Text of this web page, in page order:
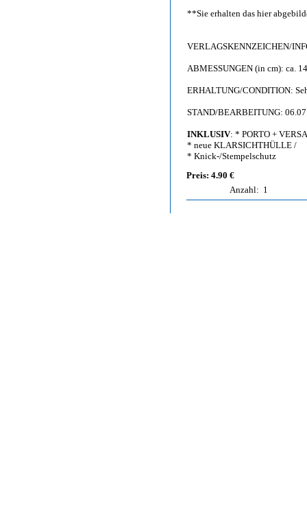
**Sie erhalten das hier
VERLAGSKENNZEICHEN/
ABMESSUNGEN (in cm): ca.
ERHALTUNG/CONDITION:
STAND/BEARBEITUNG:
INKLUSIV: * PORTO +
* neue KLARSICHTHÜLLE /
* Knick-/Stempelschutz
Preis: 4.90 €
Anzahl: 1